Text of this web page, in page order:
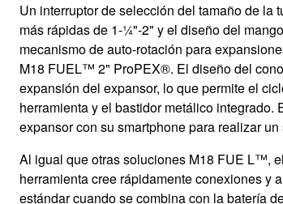
Un interruptor de selección del tamaño de
más rápidas de 1-¼"-2" y el diseño del
mecanismo de auto-rotación para
M18 FUEL™ 2" ProPEX®. El diseño del
expansión del expansor, lo que permite el
herramienta y el bastidor metálico
expansor con su smartphone para realizar
Al igual que otras soluciones M18 FUE L™,
herramienta cree rápidamente conexiones y
estándar cuando se combina con la batería